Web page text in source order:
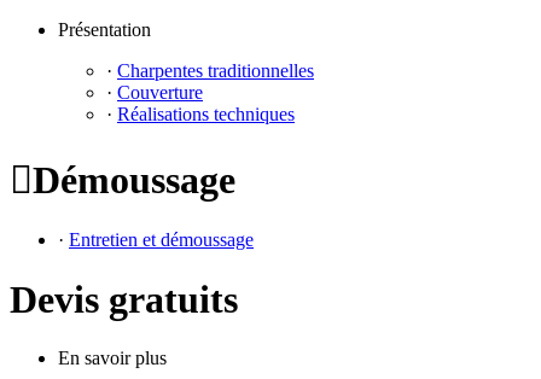
Présentation
· Charpentes traditionnelles
· Couverture
· Réalisations techniques
Démoussage
· Entretien et démoussage
Devis gratuits
En savoir plus